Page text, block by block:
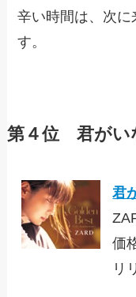
辛い時間は、次
す。
第４位 君がい
君
価
リ